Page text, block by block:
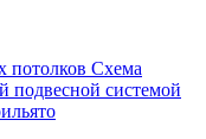
потолков Схема
подвесной системой